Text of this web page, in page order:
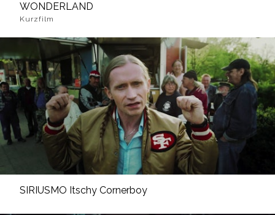
WONDERLAND
Kurzfilm
SIRIUSMO Itschy Cornerboy